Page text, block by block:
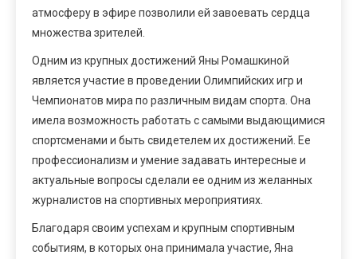
атмосферу в эфире позволили ей завоевать сердца
множества зрителей.
Одним из крупных достижений Яны Ромашкиной
является участие в проведении Олимпийских игр и
Чемпионатов мира по различным видам спорта. Она
имела возможность работать с самыми выдающимися
спортсменами и быть свидетелем их достижений. Ее
профессионализм и умение задавать интересные и
актуальные вопросы сделали ее одним из желанных
журналистов на спортивных мероприятиях.
Благодаря своим успехам и крупным спортивным
событиям, в которых она принимала участие, Яна